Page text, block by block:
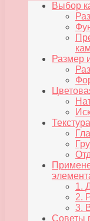
Выбор
Размер
1.
2.
3.
Советы